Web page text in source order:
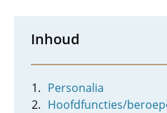
Inhoud
Personalia
Hoofdfuncties/